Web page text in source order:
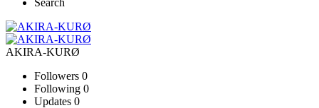
Search
AKIRA-KURØ
Followers 0
Following 0
Updates 0